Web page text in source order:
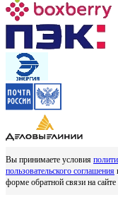
Вы принимаете условия
пользовательского соглашения
форме обратной связи на